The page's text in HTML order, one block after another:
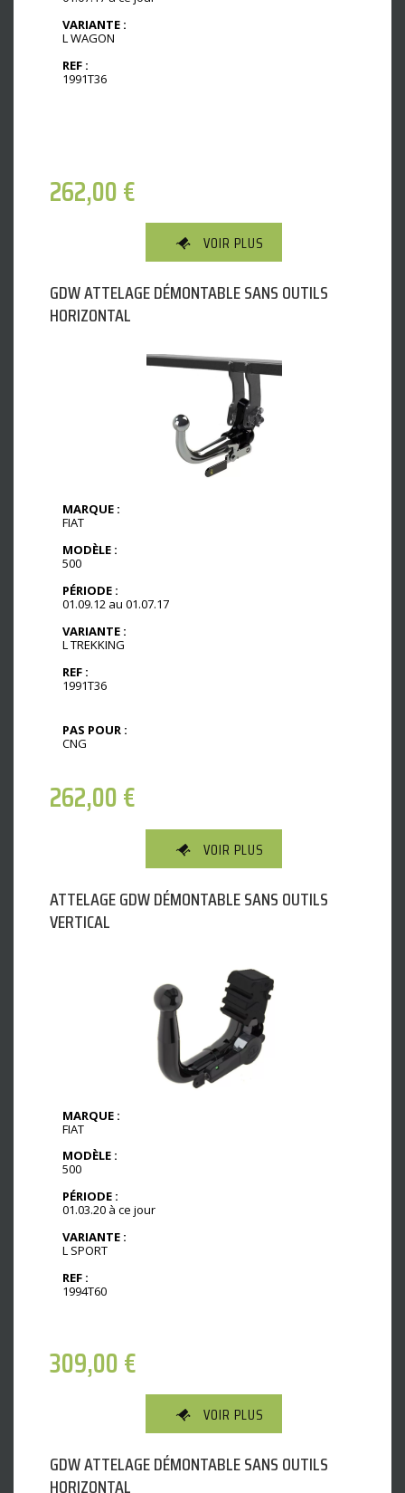
VARIANTE :
L WAGON
REF :
1991T36
262,00€
VOIR PLUS
GDW ATTELAGE DÉMONTABLE SANS OUTILS
HORIZONTAL
MARQUE :
FIAT
MODÈLE :
500
PÉRIODE :
01.09.12 au 01.07.17
VARIANTE :
L TREKKING
REF :
1991T36
PAS POUR :
CNG
262,00€
VOIR PLUS
ATTELAGE GDW DÉMONTABLE SANS OUTILS
VERTICAL
MARQUE :
FIAT
MODÈLE :
500
PÉRIODE :
01.03.20 à ce jour
VARIANTE :
L SPORT
REF :
1994T60
309,00€
VOIR PLUS
GDW ATTELAGE DÉMONTABLE SANS OUTILS
HORIZONTAL